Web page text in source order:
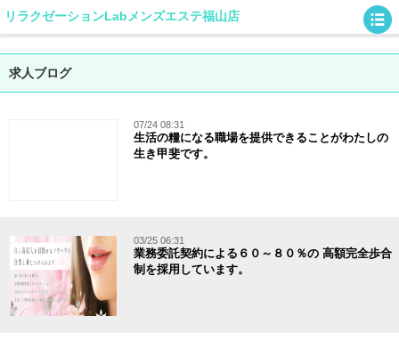
リラクゼーションLabメンズエステ福山店
求人ブログ
07/24 08:31
生活の糧になる職場を提供できることがわたしの
生き甲斐です。
03/25 06:31
業務委託契約による６０～８０％の 高額完全歩合
制を採用しています。